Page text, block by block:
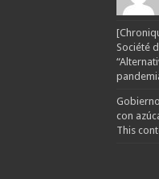
Société
con
This